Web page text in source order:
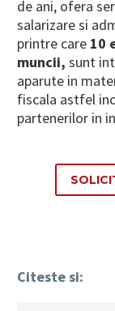
de ani, ofera
salarizare si
printre care 10
muncii, sunt
aparute in
fiscala astfel
partenerilor in
Citeste si: